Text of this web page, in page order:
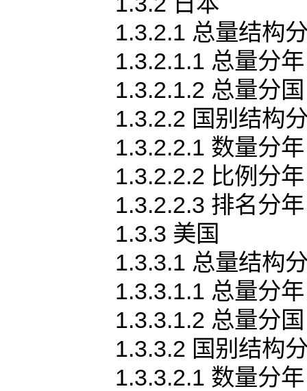
1.3.2.1 总量结构
1.3.2.1.1 总量分年
1.3.2.1.2 总量分国
1.3.2.2 国别结构
1.3.2.2.1 数量分年
1.3.2.2.2 比例分年
1.3.2.2.3 排名分年
1.3.3 美国
1.3.3.1 总量结构
1.3.3.1.1 总量分年
1.3.3.1.2 总量分国
1.3.3.2 国别结构
1.3.3.2.1 数量分年